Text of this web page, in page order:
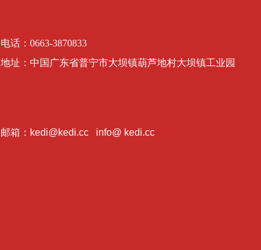
电话： 0663-3870833
地址： 中国广东省普宁市大坝镇葫芦地村大坝镇工业园
邮箱：kedi@kedi.cc info@ kedi.cc